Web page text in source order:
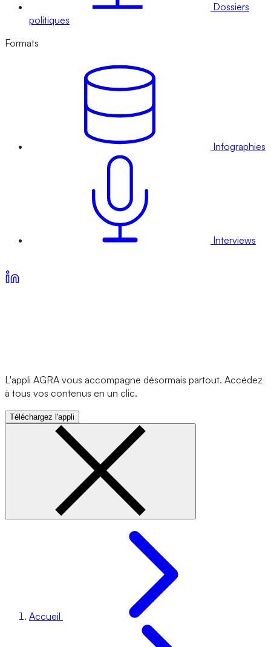
Dossiers
politiques
Formats
Infographies
Interviews
L'appli AGRA vous accompagne désormais partout. Accédez
à tous vos contenus en un clic.
Téléchargez l'appli
Accueil